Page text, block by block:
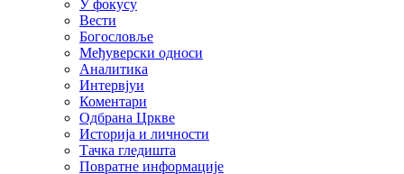
У фокусу
Вести
Богословље
Међуверски односи
Аналитика
Интервјуи
Коментари
Одбрана Цркве
Историја и личности
Тачка гледишта
Повратне информације